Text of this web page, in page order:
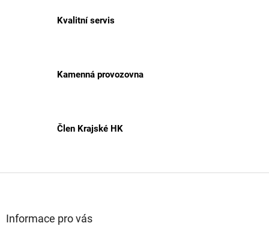
Kvalitní servis
Kamenná provozovna
Člen Krajské HK
Informace pro vás